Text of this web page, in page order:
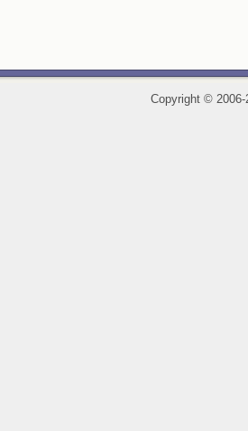
Copyright ©